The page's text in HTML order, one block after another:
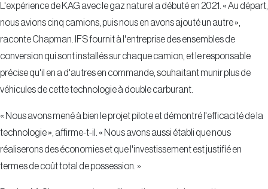
L'expérience de KAG avec le gaz naturel a débuté en 2021. « Au départ,
nous avions cinq camions, puis nous en avons ajouté un autre »,
raconte Chapman. IFS fournit à l'entreprise des ensembles de
conversion qui sont installés sur chaque camion, et le responsable
précise qu'il en a d'autres en commande, souhaitant munir plus de
véhicules de cette technologie à double carburant.
« Nous avons mené à bien le projet pilote et démontré l'efficacité de la
technologie », affirme-t-il. « Nous avons aussi établi que nous
réaliserons des économies et que l'investissement est justifié en
termes de coût total de possession. »